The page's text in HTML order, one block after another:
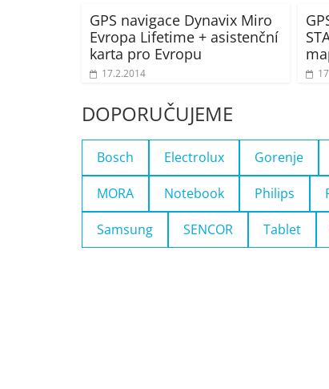
GPS navigace Dynavix Miro
Evropa Lifetime + asistenční
karta pro Evropu
17.2.2014
DOPORUČUJEME
Bosch Electrolux Gorenje
MORA Notebook Philips
Samsung SENCOR Tablet